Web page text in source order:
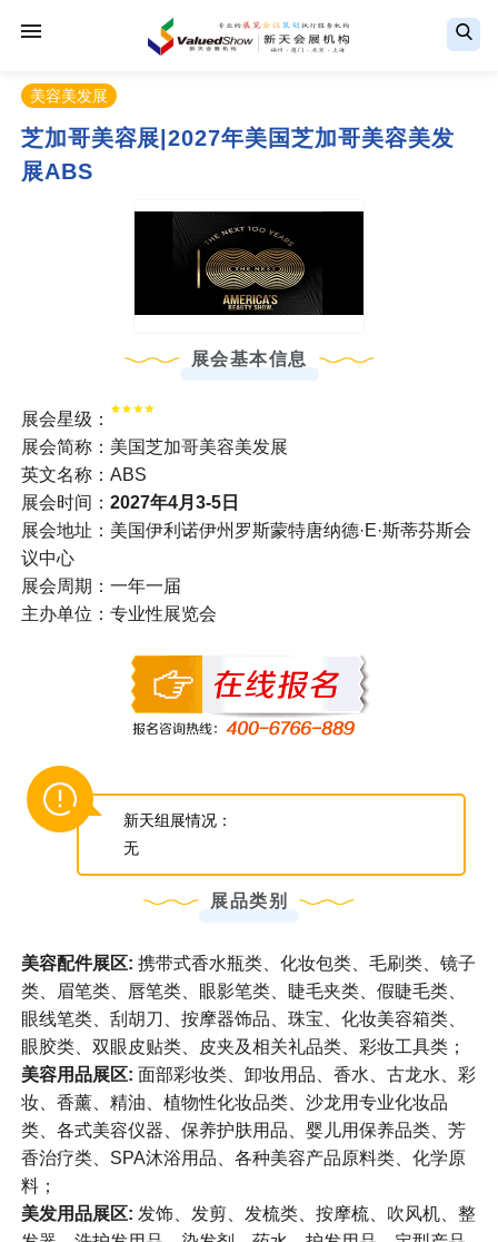
美容美发展
芝加哥美容展|2027年美国芝加哥美容美发
展ABS
展会基本信息
展会星级：
展会简称：美国芝加哥美容美发展
英文名称：ABS
展会时间： 2027年4月3-5日
展会地址：美国伊利诺伊州罗斯蒙特唐纳德·E·斯蒂芬斯会
议中心
展会周期：一年一届
主办单位：专业性展览会
新天组展情况：
无
展品类别
美容配件展区: 携带式香水瓶类、化妆包类、毛刷类、镜子
类、眉笔类、唇笔类、眼影笔类、睫毛夹类、假睫毛类、
眼线笔类、刮胡刀、按摩器饰品、珠宝、化妆美容箱类、
眼胶类、双眼皮贴类、皮夹及相关礼品类、彩妆工具类；
美容用品展区: 面部彩妆类、卸妆用品、香水、古龙水、彩
妆、香薰、精油、植物性化妆品类、沙龙用专业化妆品
类、各式美容仪器、保养护肤用品、婴儿用保养品类、芳
香治疗类、SPA沐浴用品、各种美容产品原料类、化学原
料；
美发用品展区: 发饰、发剪、发梳类、按摩梳、吹风机、整